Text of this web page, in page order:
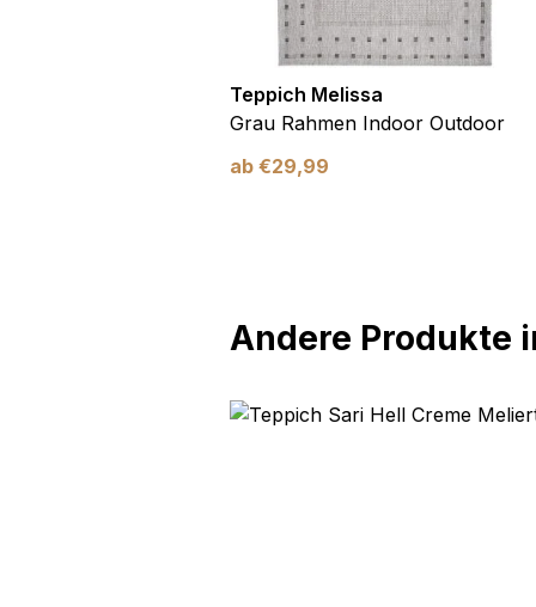
Teppich Melissa
Grau Rahmen Indoor Outdoor
ab €29,99
Andere Produkte